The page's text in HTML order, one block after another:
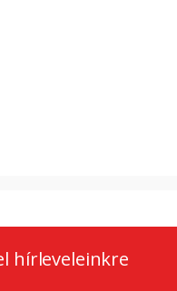
hírleveleinkre